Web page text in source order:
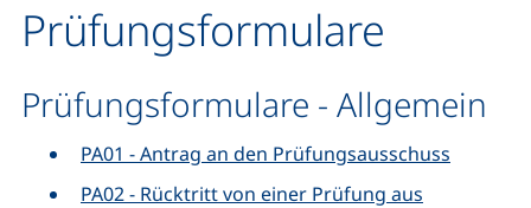
Prüfungsformulare
Prüfungsformulare - Allgemein
PA01 - Antrag an den Prüfungsausschuss
PA02 - Rücktritt von einer Prüfung aus